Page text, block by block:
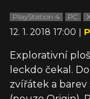
PlayStation 4 PC
12. 1. 2018 17:00 |
Explorativní
leckdo čekal.
zvířátek a barev